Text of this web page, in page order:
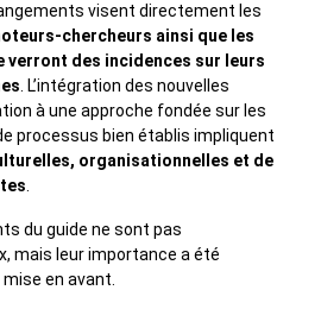
visent directement les
chercheurs ainsi que les
verront des incidences sur leurs
. L’intégration des nouvelles
à une approche fondée sur les
processus bien établis impliquent
organisationnelles et de
.
du guide ne sont pas
mais leur importance a été
en avant.